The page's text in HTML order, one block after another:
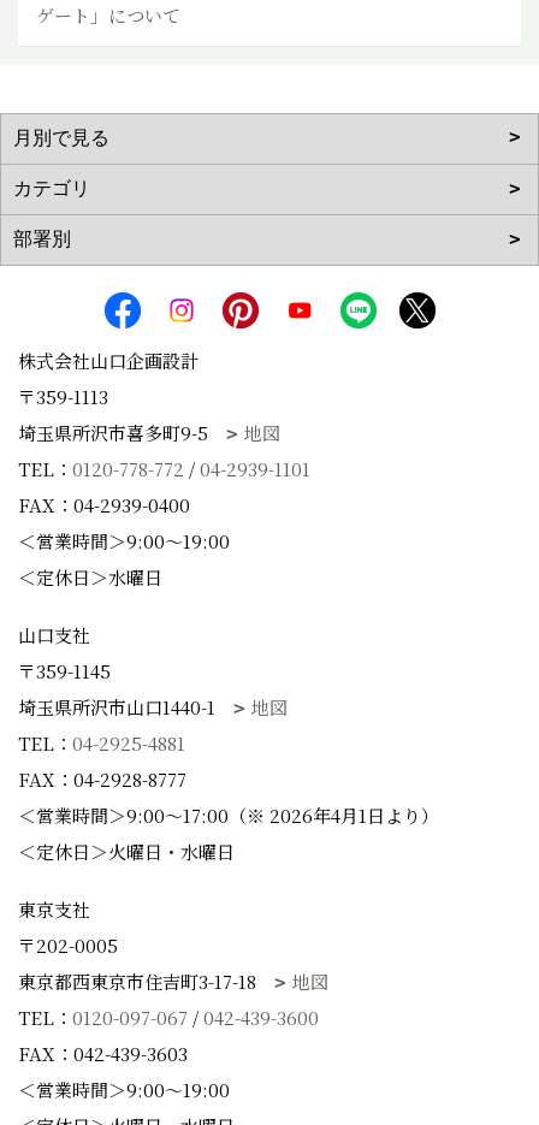
ゲート」について
株式会社山口企画設計
〒359-1113
埼玉県所沢市喜多町9-5
地図
TEL： 0120-778-772 /04-2939-1101
FAX：04-2939-0400
＜営業時間＞9:00～19:00
＜定休日＞水曜日
山口支社
〒359-1145
埼玉県所沢市山口1440-1
地図
TEL： 04-2925-4881
FAX：04-2928-8777
＜営業時間＞9:00～17:00（※ 2026年4月1日より）
＜定休日＞火曜日・水曜日
東京支社
〒202-0005
東京都西東京市住吉町3-17-18
地図
TEL： 0120-097-067 /042-439-3600
FAX：042-439-3603
＜営業時間＞9:00～19:00